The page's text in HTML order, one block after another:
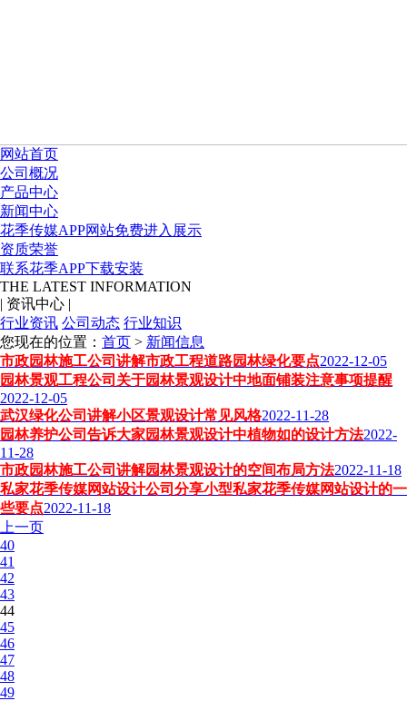
网站首页
公司概况
产品中心
新闻中心
花季传媒APP网站免费进入展示
资质荣誉
联系花季APP下载安装
THE LATEST INFORMATION
| 资讯中心 |
行业资讯 公司动态 行业知识
您现在的位置： 首页 > 新闻信息
市政园林施工公司讲解市政工程道路园林绿化要点2022-12-05
园林景观工程公司关于园林景观设计中地面铺装注意事项提醒
2022-12-05
武汉绿化公司讲解小区景观设计常见风格2022-11-28
园林养护公司告诉大家园林景观设计中植物如的设计方法2022-
11-28
市政园林施工公司讲解园林景观设计的空间布局方法2022-11-18
私家花季传媒网站设计公司分享小型私家花季传媒网站设计的一
些要点2022-11-18
上一页
40
41
42
43
44
45
46
47
48
49